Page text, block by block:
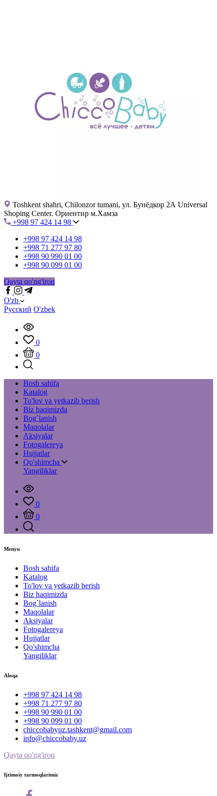
Toshkent shahri, Chilonzor tumani, ул. Бунёдкор 2А Universal
Shoping Center. Ориентир м.Хамза
+998 97 424 14 98
+998 97 424 14 98
+998 71 277 97 80
+998 90 990 01 00
+998 90 099 01 00
Qayta qo'ng'iroq
O'zb
Русский O'zbek
0
0
Bosh sahifa
Katalog
To'lov va yetkazib berish
Biz haqimizda
Bog`lanish
Maqolalar
Aksiyalar
Fotogalereya
Hujjatlar
Qo'shimcha
Yangiliklar
0
0
Menyu
Bosh sahifa
Katalog
To'lov va yetkazib berish
Biz haqimizda
Bog`lanish
Maqolalar
Aksiyalar
Fotogalereya
Hujjatlar
Qo'shimcha
Yangiliklar
Aloqa
+998 97 424 14 98
+998 71 277 97 80
+998 90 990 01 00
+998 90 099 01 00
chiccobabyuz.tashkent@gmail.com
info@chiccobaby.uz
Qayta qo'ng'iroq
Ijtimoiy tarmoqlarimiz